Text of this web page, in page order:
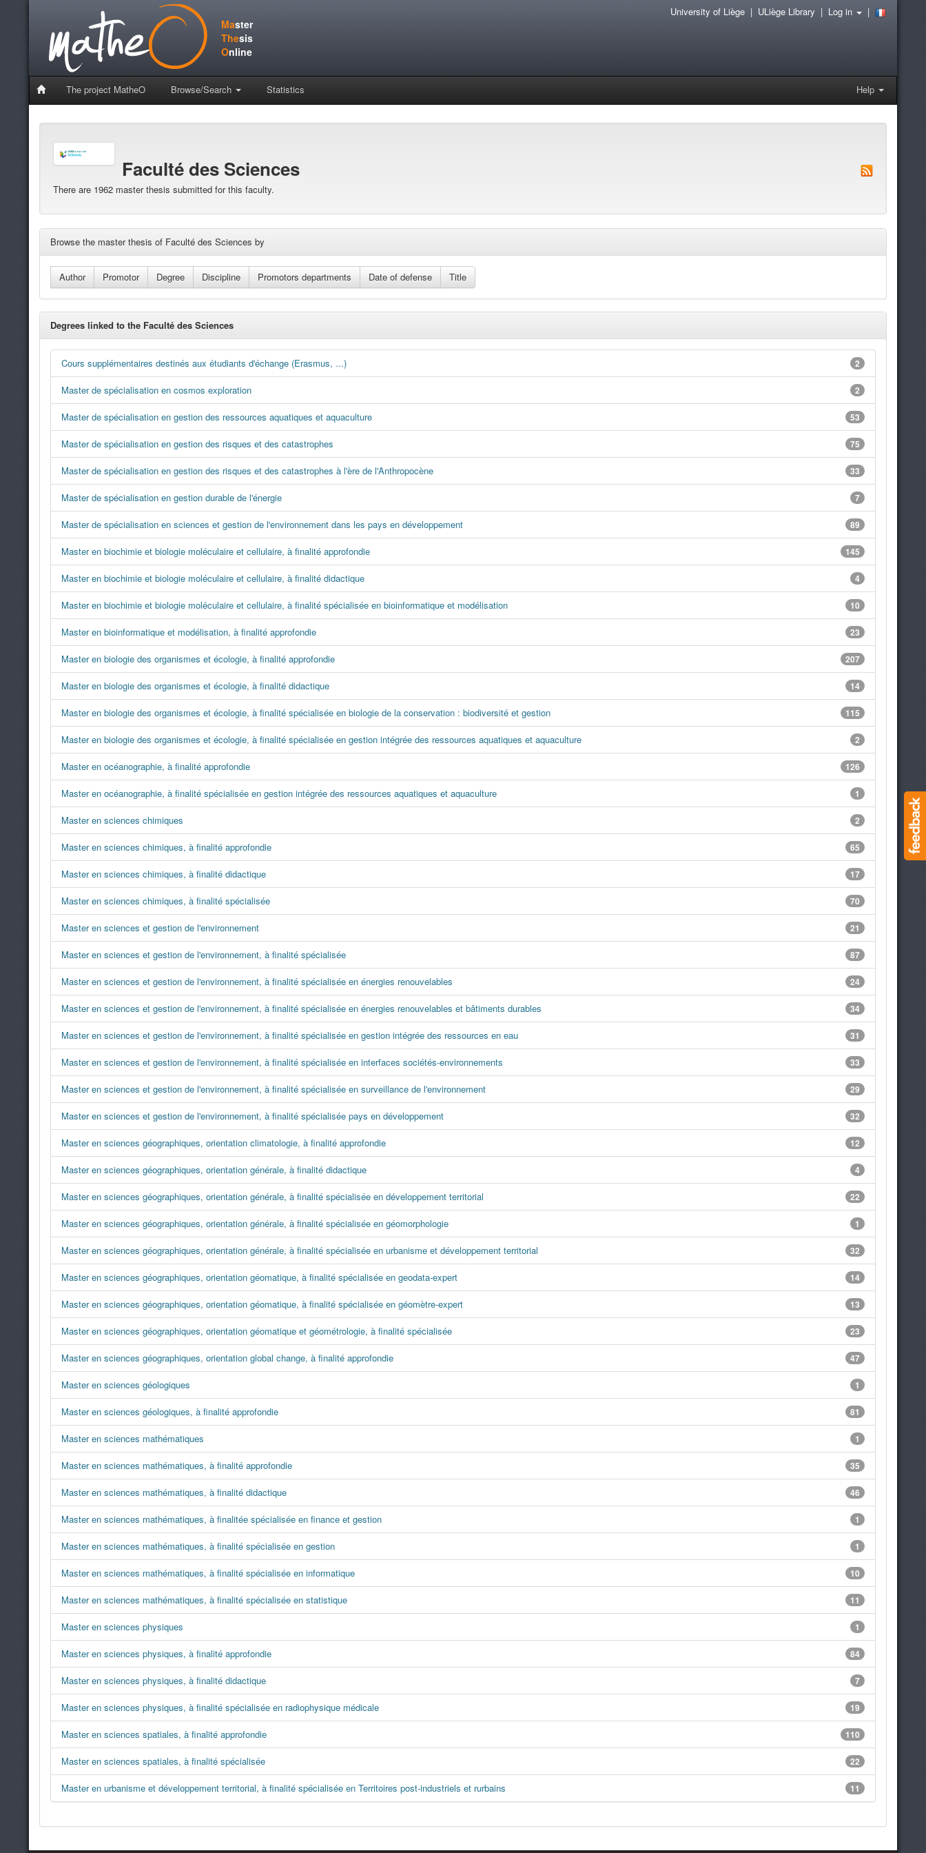
Master
Thesis
Online
The project MatheO Browse/Search Statistics Help
University of Liège| ULiège Library | Log in |
Faculté des Sciences
There are 1962 master thesis submitted for this faculty.
Browse the master thesis of Faculté des Sciences by
Degrees linked to the Faculté des Sciences
Cours supplémentaires destinés aux étudiants d'échange (Erasmus, ...) 2
Master de spécialisation en cosmos exploration 2
Master de spécialisation en gestion des ressources aquatiques et aquaculture 53
Master de spécialisation en gestion des risques et des catastrophes 75
Master de spécialisation en gestion des risques et des catastrophes à l'ère de l'Anthropocène 33
Master de spécialisation en gestion durable de l'énergie 7
Master de spécialisation en sciences et gestion de l'environnement dans les pays en développement 89
Master en biochimie et biologie moléculaire et cellulaire, à finalité approfondie 145
Master en biochimie et biologie moléculaire et cellulaire, à finalité didactique 4
Master en biochimie et biologie moléculaire et cellulaire, à finalité spécialisée en bioinformatique et modélisation 10
Master en bioinformatique et modélisation, à finalité approfondie 23
Master en biologie des organismes et écologie, à finalité approfondie 207
Master en biologie des organismes et écologie, à finalité didactique 14
Master en biologie des organismes et écologie, à finalité spécialisée en biologie de la conservation : biodiversité et gestion 115
Master en biologie des organismes et écologie, à finalité spécialisée en gestion intégrée des ressources aquatiques et aquaculture 2
Master en océanographie, à finalité approfondie 126
Master en océanographie, à finalité spécialisée en gestion intégrée des ressources aquatiques et aquaculture 1
Master en sciences chimiques 2
Master en sciences chimiques, à finalité approfondie 65
Master en sciences chimiques, à finalité didactique 17
Master en sciences chimiques, à finalité spécialisée 70
Master en sciences et gestion de l'environnement 21
Master en sciences et gestion de l'environnement, à finalité spécialisée 87
Master en sciences et gestion de l'environnement, à finalité spécialisée en énergies renouvelables 24
Master en sciences et gestion de l'environnement, à finalité spécialisée en énergies renouvelables et bâtiments durables 34
Master en sciences et gestion de l'environnement, à finalité spécialisée en gestion intégrée des ressources en eau 31
Master en sciences et gestion de l'environnement, à finalité spécialisée en interfaces sociétés-environnements 33
Master en sciences et gestion de l'environnement, à finalité spécialisée en surveillance de l'environnement 29
Master en sciences et gestion de l'environnement, à finalité spécialisée pays en développement 32
Master en sciences géographiques, orientation climatologie, à finalité approfondie 12
Master en sciences géographiques, orientation générale, à finalité didactique 4
Master en sciences géographiques, orientation générale, à finalité spécialisée en développement territorial 22
Master en sciences géographiques, orientation générale, à finalité spécialisée en géomorphologie 1
Master en sciences géographiques, orientation générale, à finalité spécialisée en urbanisme et développement territorial 32
Master en sciences géographiques, orientation géomatique, à finalité spécialisée en geodata-expert 14
Master en sciences géographiques, orientation géomatique, à finalité spécialisée en géomètre-expert 13
Master en sciences géographiques, orientation géomatique et géométrologie, à finalité spécialisée 23
Master en sciences géographiques, orientation global change, à finalité approfondie 47
Master en sciences géologiques 1
Master en sciences géologiques, à finalité approfondie 81
Master en sciences mathématiques 1
Master en sciences mathématiques, à finalité approfondie 35
Master en sciences mathématiques, à finalité didactique 46
Master en sciences mathématiques, à finalitée spécialisée en finance et gestion 1
Master en sciences mathématiques, à finalité spécialisée en gestion 1
Master en sciences mathématiques, à finalité spécialisée en informatique 10
Master en sciences mathématiques, à finalité spécialisée en statistique 11
Master en sciences physiques 1
Master en sciences physiques, à finalité approfondie 84
Master en sciences physiques, à finalité didactique 7
Master en sciences physiques, à finalité spécialisée en radiophysique médicale 19
Master en sciences spatiales, à finalité approfondie 110
Master en sciences spatiales, à finalité spécialisée 22
Master en urbanisme et développement territorial, à finalité spécialisée en Territoires post-industriels et rurbains 11